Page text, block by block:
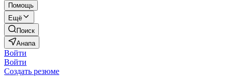
Помощь
Ещё
Поиск
Анапа
Войти
Войти
Создать резюме